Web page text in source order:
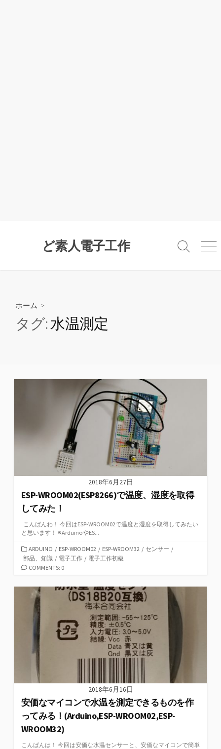
ど素人電子工作
検
メ
ホーム >
タグ:水温測定
2018年6月27日
ESP-WROOM02(ESP8266)で温度、湿度を取得
してみた！
こんばんわ！ 今回はESP-WROOM02で温度と湿度を取得してみたい
と思います！ ※ArduinoやES...
カ
テ
ゴ
ー
ARDUINO / ESP-WROOM02 / ESP-WROOM32 / センサー /
部品、知識 / 電子工作 / 電子工作初級
COMMENTS: 0
2018年6月16日
安価なマイコンで水温を測定できるものを作
ってみる！(Arduino,ESP-WROOM02,ESP-
WROOM32)
こんばんは！ 今回は安価な水温センサーと、安価なマイコンで簡単